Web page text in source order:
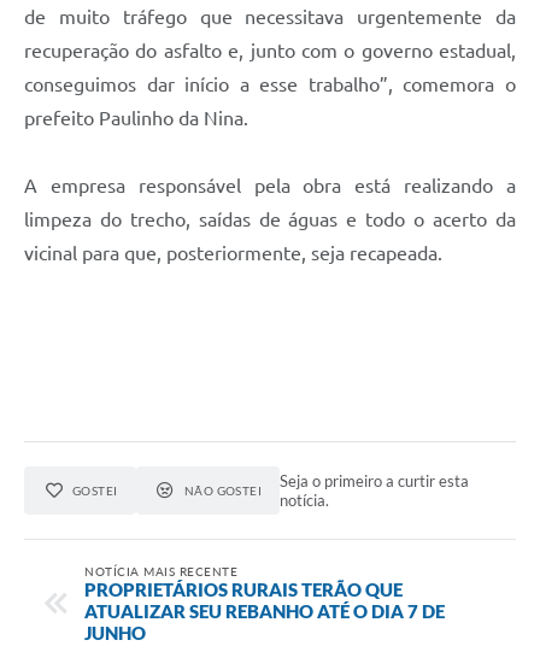
de muito tráfego que necessitava urgentemente da
recuperação do asfalto e, junto com o governo estadual,
conseguimos dar início a esse trabalho”, comemora o
prefeito Paulinho da Nina.
A empresa responsável pela obra está realizando a
limpeza do trecho, saídas de águas e todo o acerto da
vicinal para que, posteriormente, seja recapeada.
GOSTEI NÃO GOSTEI
Seja o primeiro a curtir esta
notícia.
NOTÍCIA MAIS RECENTE
PROPRIETÁRIOS RURAIS TERÃO QUE
ATUALIZAR SEU REBANHO ATÉ O DIA 7 DE
JUNHO